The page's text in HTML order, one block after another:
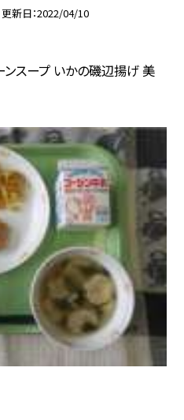
更新日 2022/04/10
スープ いかの磯辺揚げ 美